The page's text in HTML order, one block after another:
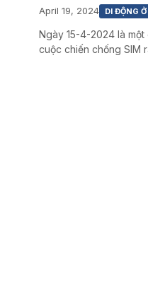
April 19, 2024 DI ĐỘNG
Ngày 15-4-2024 là
cuộc chiến chống SIM